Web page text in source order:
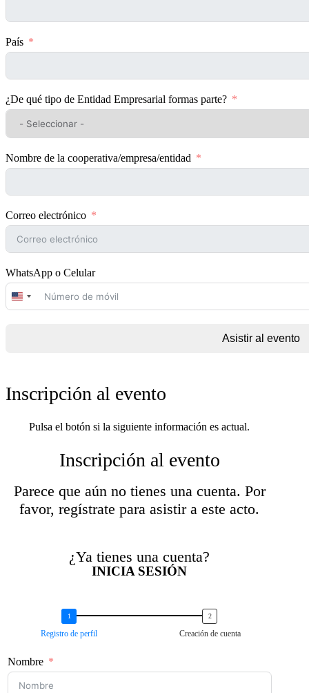
País
¿De qué tipo de Entidad Empresarial formas parte?
Nombre de la cooperativa/empresa/entidad
Correo electrónico
WhatsApp o Celular
United
States
Asistir al evento
Inscripción al evento
Pulsa el botón si la siguiente información es actual.
Inscripción al evento
Parece que aún no tienes una cuenta. Por
favor, regístrate para asistir a este acto.
¿Ya tienes una cuenta?
INICIA SESIÓN
Registro de perfil Creación de cuenta
Nombre